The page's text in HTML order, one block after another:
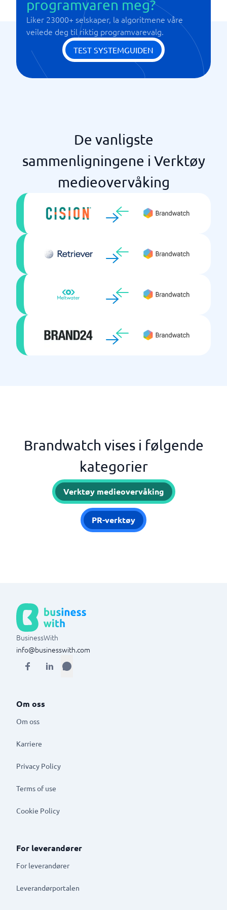
programvaren meg?
Liker 23000+ selskaper, la algoritmene våre
veilede deg til riktig programvarevalg.
TEST SYSTEMGUIDEN
De vanligste
sammenligningene i Verktøy
medieovervåking
Brandwatch vises i følgende
kategorier
Verktøy medieovervåking
PR-verktøy
BusinessWith
info@businesswith.com
Om oss
Om oss
Karriere
Privacy Policy
Terms of use
Cookie Policy
For leverandører
For leverandører
Leverandørportalen